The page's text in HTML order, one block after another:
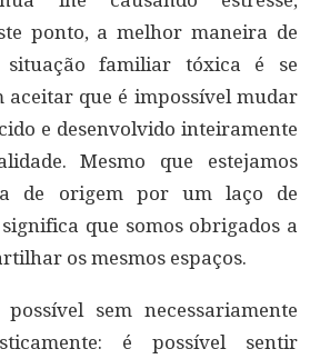
ponto, a melhor maneira de
familiar tóxica é se
aceitar que é impossível mudar
e desenvolvido inteiramente
Mesmo que estejamos
de origem por um laço de
que somos obrigados a
os mesmos espaços.
sem necessariamente
é possível sentir